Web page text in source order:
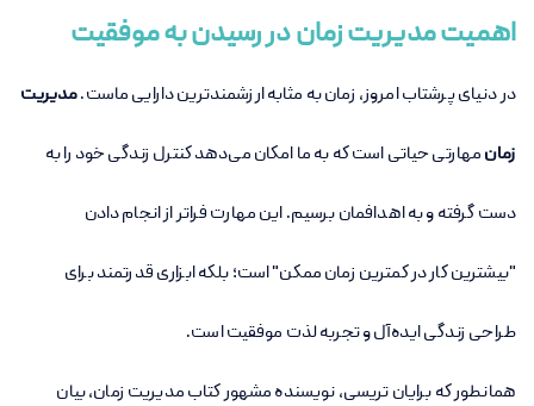
اهمیت مدیریت زمان در رسیدن به موفقیت
در دنیای پرشتاب امروز، زمان به مثابه ارزشمندترین دارایی ماست.مدیریت
زمانمهارتی حیاتی است که به ما امکان می‌دهد کنترل زندگی خود را به
دست گرفته و به اهدافمان برسیم. این مهارت فراتر از انجام دادن
"بیشترین کار در کمترین زمان ممکن" است؛ بلکه ابزاری قدرتمند برای
طراحی زندگی ایده‌آل و تجربه لذت موفقیت است.
همانطور که برایان تریسی، نویسنده مشهور کتاب مدیریت زمان، بیان